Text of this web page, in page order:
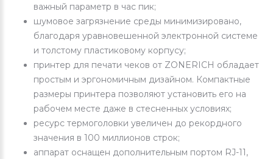
важный параметр в час пик;
шумовое загрязнение среды минимизировано,
благодаря уравновешенной электронной системе
и толстому пластиковому корпусу;
принтер для печати чеков от ZONERICH обладает
простым и эргономичным дизайном. Компактные
размеры принтера позволяют установить его на
рабочем месте даже в стесненных условиях;
ресурс термоголовки увеличен до рекордного
значения в 100 миллионов строк;
аппарат оснащен дополнительным портом RJ-11,